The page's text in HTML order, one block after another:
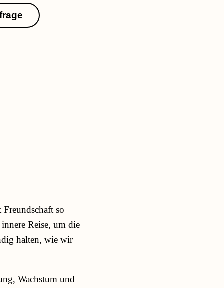
Freundschaft so
Reise, um die
halten, wie wir
Wachstum und